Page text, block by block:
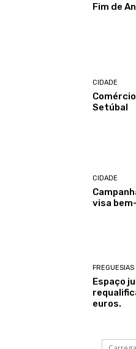
Fim de
CIDADE
Setúbal
CIDADE
visa
FREGUESIAS
Espaço
euros.